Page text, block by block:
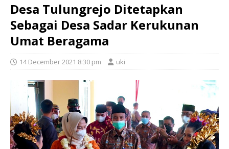
Desa Tulungrejo Ditetapkan
Sebagai Desa Sadar Kerukunan
Umat Beragama
14 December 2021 8:30 pm uki